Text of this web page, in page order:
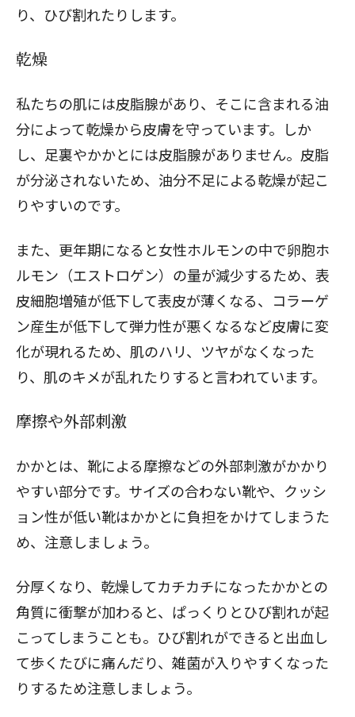
り、ひび割れたりします。
乾燥
私たちの肌には皮脂腺があり、そこに含まれる油
分によって乾燥から皮膚を守っています。しか
し、足裏やかかとには皮脂腺がありません。皮脂
が分泌されないため、油分不足による乾燥が起こ
りやすいのです。
また、更年期になると女性ホルモンの中で卵胞ホ
ルモン（エストロゲン）の量が減少するため、表
皮細胞増殖が低下して表皮が薄くなる、コラーゲ
ン産生が低下して弾力性が悪くなるなど皮膚に変
化が現れるため、肌のハリ、ツヤがなくなった
り、肌のキメが乱れたりすると言われています。
摩擦や外部刺激
かかとは、靴による摩擦などの外部刺激がかかり
やすい部分です。サイズの合わない靴や、クッシ
ョン性が低い靴はかかとに負担をかけてしまうた
め、注意しましょう。
分厚くなり、乾燥してカチカチになったかかとの
角質に衝撃が加わると、ぱっくりとひび割れが起
こってしまうことも。ひび割れができると出血し
て歩くたびに痛んだり、雑菌が入りやすくなった
りするため注意しましょう。